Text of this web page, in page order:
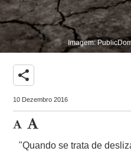
Imagem:
share
10 Dezembro 2016
"Quando se trata de